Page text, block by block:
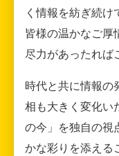
く情報を紡ぎ続
皆様の温かなご厚
尽力があったれば
時代と共に情報の
相も大きく変化い
の今」を独自の視
かな彩りを添える